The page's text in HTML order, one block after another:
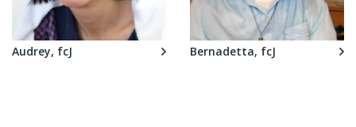
Audrey, fcJ Bernadetta, fcJ